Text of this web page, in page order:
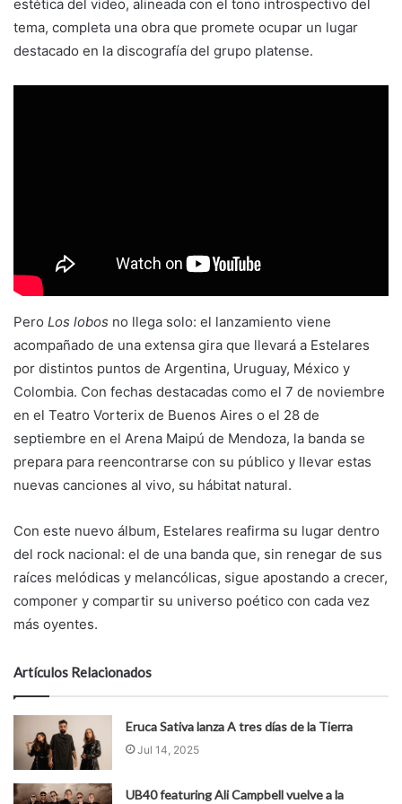
estética del video, alineada con el tono introspectivo del
tema, completa una obra que promete ocupar un lugar
destacado en la discografía del grupo platense.
Pero Los lobos no llega solo: el lanzamiento viene
acompañado de una extensa gira que llevará a Estelares
por distintos puntos de Argentina, Uruguay, México y
Colombia. Con fechas destacadas como el 7 de noviembre
en el Teatro Vorterix de Buenos Aires o el 28 de
septiembre en el Arena Maipú de Mendoza, la banda se
prepara para reencontrarse con su público y llevar estas
nuevas canciones al vivo, su hábitat natural.
Con este nuevo álbum, Estelares reafirma su lugar dentro
del rock nacional: el de una banda que, sin renegar de sus
raíces melódicas y melancólicas, sigue apostando a crecer,
componer y compartir su universo poético con cada vez
más oyentes.
Artículos Relacionados
Eruca Sativa lanza A tres días de la Tierra
Jul 14, 2025
UB40 featuring Ali Campbell vuelve a la